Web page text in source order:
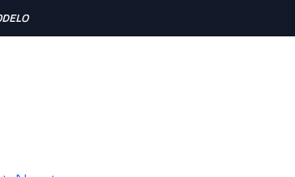
( L-XL)
vintage ( L-XL)
Agregar a la lista de favoritos